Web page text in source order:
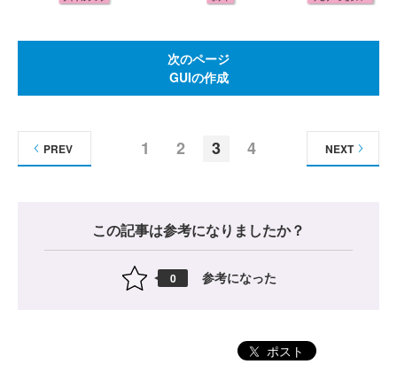
次のページ
GUIの作成
1 2 3 4
PREV NEXT
この記事は参考になりましたか？
0 参考になった
ポスト